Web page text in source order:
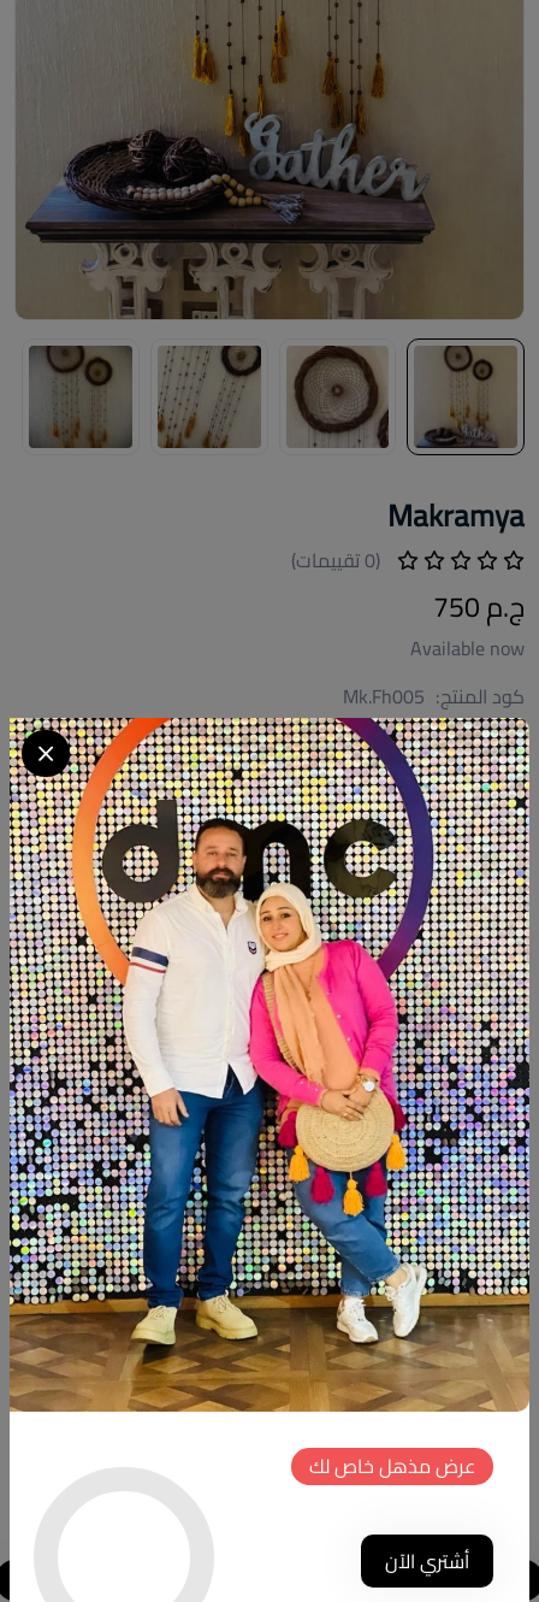
Makramya
(0 تقييمات)
ج.م 750
Available now
كود المنتج: Mk.Fh005
التوافر:متاح 3
تصنيف:فلوري هوم
الكمية
أضف الى السلة أشتري الآن
شارك:
وصف
التقييمات (0)
Available now
منتجات شبيهة
خصم
خصم
عرض مذهل خاص لك
أشتري الآن